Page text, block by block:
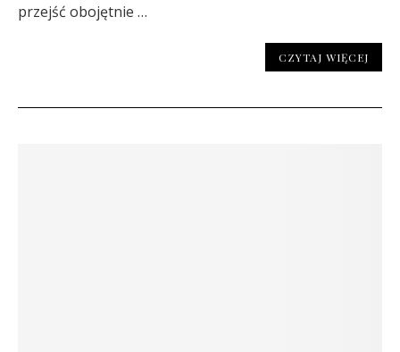
przejść obojętnie …
CZYTAJ WIĘCEJ